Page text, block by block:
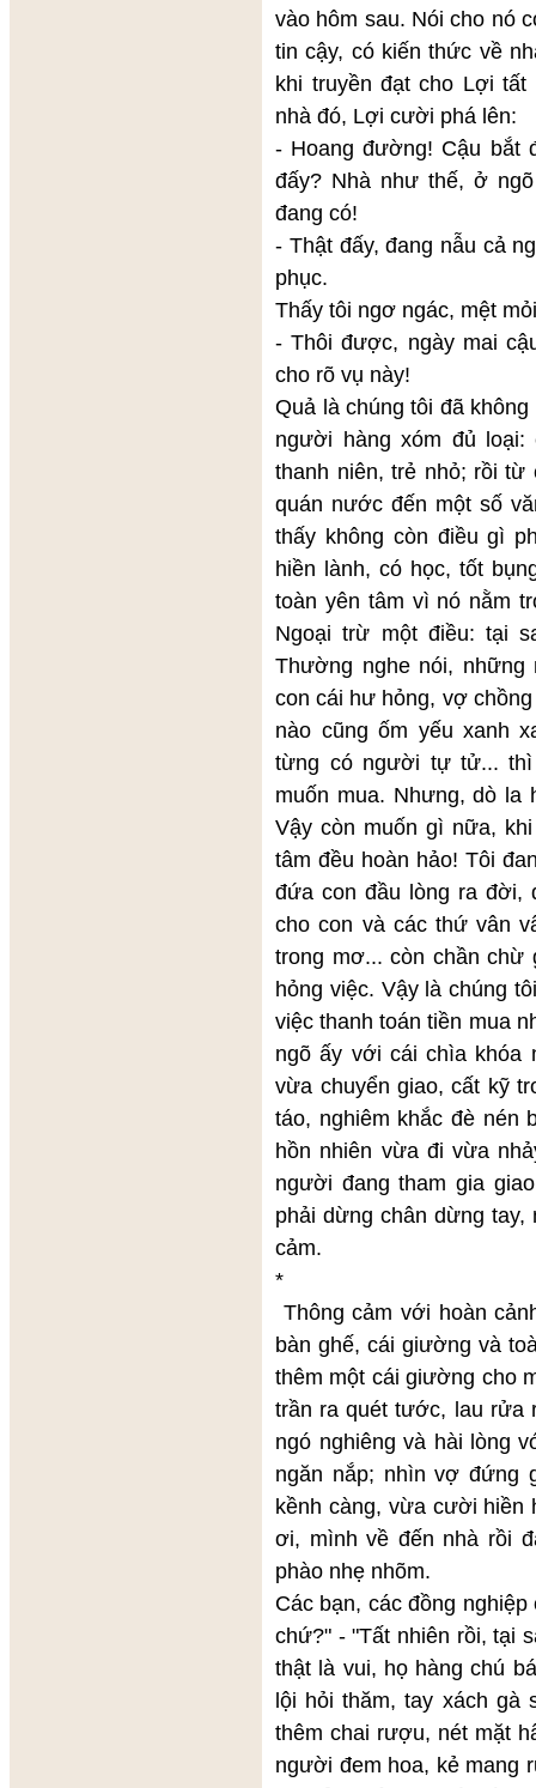
vào hôm sau. Nói cho nó
tin cậy, có kiến thức về
khi truyền đạt cho Lợi
nhà đó, Lợi cười phá lên:
- Hoang đường! Cậu bắt
đấy? Nhà như thế, ở
đang có!
- Thật đấy, đang nẫu cả
phục.
Thấy tôi ngơ ngác, mệt
- Thôi được, ngày mai
cho rõ vụ này!
Quả là chúng tôi đã
người hàng xóm đủ
thanh niên, trẻ nhỏ; rồi
quán nước đến một số
thấy không còn điều gì
hiền lành, có học, tốt
toàn yên tâm vì nó nằm
Ngoại trừ một điều: tại
Thường nghe nói, những
con cái hư hỏng, vợ
nào cũng ốm yếu xanh
từng có người tự tử...
muốn mua. Nhưng, dò la
Vậy còn muốn gì nữa,
tâm đều hoàn hảo! Tôi
đứa con đầu lòng ra đời,
cho con và các thứ vân
trong mơ... còn chần chừ
hỏng việc. Vậy là chúng
việc thanh toán tiền mua
ngõ ấy với cái chìa khóa
vừa chuyển giao, cất kỹ
táo, nghiêm khắc đè nén
hồn nhiên vừa đi vừa
người đang tham gia
phải dừng chân dừng tay,
cảm.
*
Thông cảm với hoàn
bàn ghế, cái giường và
thêm một cái giường cho
trần ra quét tước, lau rửa
ngó nghiêng và hài lòng
ngăn nắp; nhìn vợ đứng
kềnh càng, vừa cười hiền
ơi, mình về đến nhà rồi
phào nhẹ nhõm.
Các bạn, các đồng
chứ?" - "Tất nhiên rồi, tại
thật là vui, họ hàng chú
lội hỏi thăm, tay xách gà
thêm chai rượu, nét mặt
người đem hoa, kẻ mang